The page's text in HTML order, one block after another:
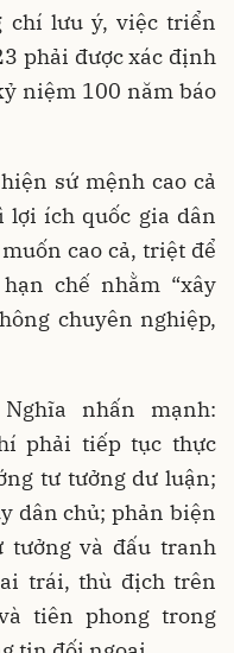
chí lưu ý, việc triển
phải được xác định
niệm 100 năm báo
sứ mệnh cao cả
lợi ích quốc gia dân
cao cả, triệt để
chế nhằm “xây
chuyên nghiệp,
nhấn mạnh:
phải tiếp tục thực
tư tưởng dư luận;
dân chủ; phản biện
tưởng và đấu tranh
trái, thù địch trên
tiên phong trong